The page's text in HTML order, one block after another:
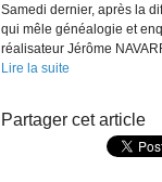
Samedi dernier, après la
qui mêle généalogie et
réalisateur Jérôme
Lire la suite
Partager cet article